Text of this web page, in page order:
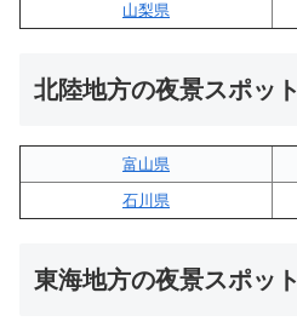
山梨県
北陸地方の夜景スポット
富山県
石川県
東海地方の夜景スポット